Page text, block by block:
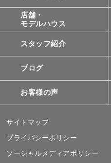
店舗・
モデルハウス
スタッフ紹介
ブログ
お客様の声
サイトマップ
プライバシーポリシー
ソーシャルメディアポリシー